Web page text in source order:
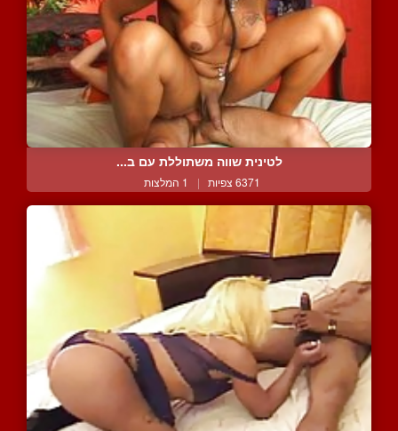
לטינית שווה משתוללת עם ב...
6371 צפיות | 1 המלצות